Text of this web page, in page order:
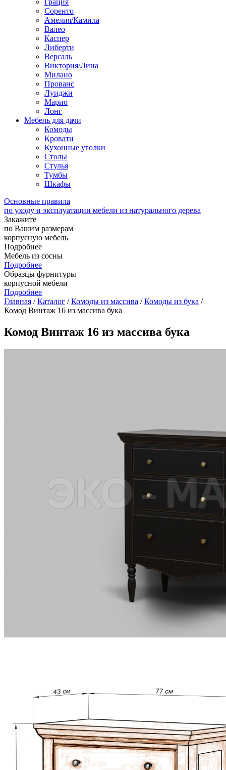
Грация
Соренто
Амелия/Камила
Валео
Каспер
Либерти
Версаль
Виктория/Лина
Милано
Прованс
Луиджи
Марио
Лонг
Мебель для дачи
Комоды
Кровати
Кухонные уголки
Столы
Стулья
Тумбы
Шкафы
Основные правила
по уходу и эксплуатации мебели из натурального дерева
Закажите
по Вашим размерам
корпусную мебель
Подробнее
Мебель из сосны
Подробнее
Образцы фурнитуры
корпусной мебели
Подробнее
Главная /Каталог /Комоды из массива /Комоды из бука /
Комод Винтаж 16 из массива бука
Комод Винтаж 16 из массива бука